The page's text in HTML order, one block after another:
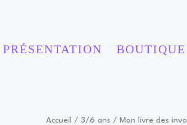
PRÉSENTATION BOUTIQUE
Accueil / 3/6 ans / Mon livre des